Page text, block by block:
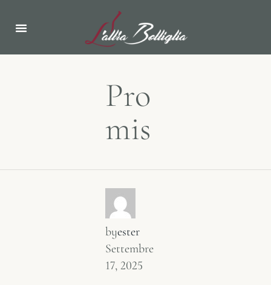
Pro
mis
byester
Settembre
17, 2025